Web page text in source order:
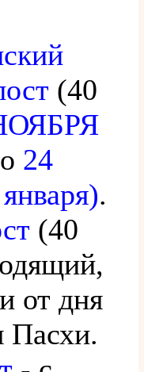
(40
24
.
(40
от дня
Пасхи.